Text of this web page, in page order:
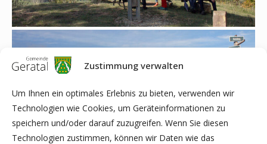
Zustimmung verwalten
Um Ihnen ein optimales Erlebnis zu bieten, verwenden wir
Technologien wie Cookies, um Geräteinformationen zu
speichern und/oder darauf zuzugreifen. Wenn Sie diesen
Technologien zustimmen, können wir Daten wie das